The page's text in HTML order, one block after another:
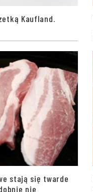
Kaufland.
stają się twarde
nie